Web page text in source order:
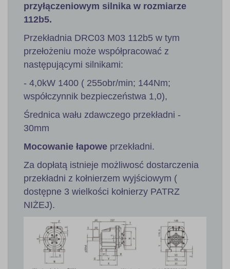
przyłączeniowym silnika w rozmiarze
112b5.
Przekładnia DRC03 M03 112b5 w tym
przełożeniu może współpracować z
następującymi silnikami:
- 4,0kW 1400 ( 255obr/min; 144Nm;
współczynnik bezpieczeństwa 1,0),
Średnica wału zdawczego przekładni -
30mm
Mocowanie łapowe przekładni.
Za dopłatą istnieje możliwosć dostarczenia
przekładni z kołnierzem wyjściowym (
dostępne 3 wielkości kołnierzy PATRZ
NIŻEJ).